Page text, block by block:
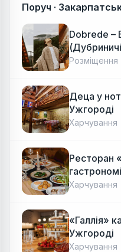
Поруч ·
Dobrede –
Розміщення
Деца у
Ужгороді
Харчування
Ресторан
Авторська
Харчування
«Галлія»
Ужгороді
Харчування